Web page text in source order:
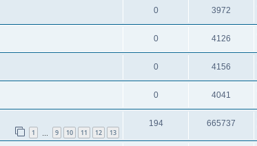
0 3972
0 4126
0 4156
0 4041
1 9 10 11 12 13
194 665737